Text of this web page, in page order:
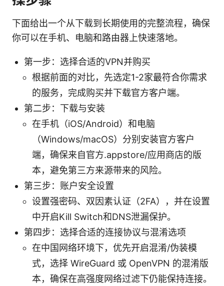
下面给出一个从下载到长期使用的完整流程，确保
你可以在手机、电脑和路由器上快速落地。
第一步：选择合适的VPN并购买
根据前面的对比，先选定1-2家最符合你需求
的服务，完成购买并下载官方客户端。
第二步：下载与安装
在手机（iOS/Android）和电脑
（Windows/macOS）分别安装官方客户
端，确保来自官方.appstore/应用商店的版
本，避免第三方来源带来的风险。
第三步：账户安全设置
设置强密码、双因素认证（2FA），并在设置
中开启Kill Switch和DNS泄漏保护。
第四步：选择合适的连接协议与混淆选项
在中国网络环境下，优先开启混淆/伪装模
式，选择 WireGuard 或 OpenVPN 的混淆版
本，确保在高强度网络过滤下仍能保持连接。